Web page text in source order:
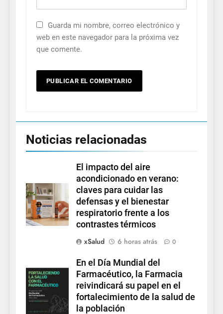
Guarda mi nombre, correo electrónico y
web en este navegador para la próxima vez
que comente.
Noticias relacionadas
El impacto del aire
acondicionado en verano:
claves para cuidar las
defensas y el bienestar
respiratorio frente a los
contrastes térmicos
xSalud
6 horas atrás 0
En el Día Mundial del
Farmacéutico, la Farmacia
reivindicará su papel en el
fortalecimiento de la salud de
la población